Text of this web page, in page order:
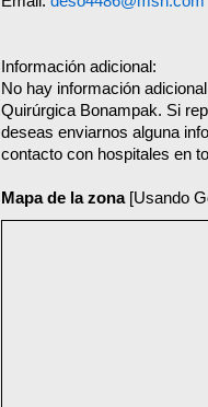
Información adicional:
No hay información
Quirúrgica Bonampak. Si
deseas enviarnos alguna
contacto con hospitales en
Mapa de la zona[Usando